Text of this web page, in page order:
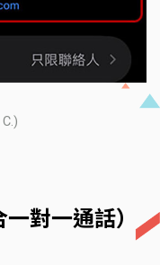
對一通話）